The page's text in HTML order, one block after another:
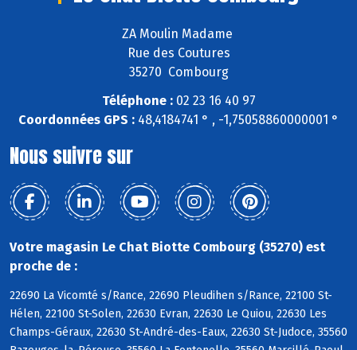
ZA Moulin Madame
Rue des Coutures
35270 Combourg
Téléphone :02 23 16 40 97
Coordonnées GPS : 48,4184741 ° , -1,75058860000001 °
Nous suivre sur
Votre magasin Le Chat Biotte Combourg (35270) est
proche de :
22690 La Vicomté s/Rance, 22690 Pleudihen s/Rance, 22100 St-
Hélen, 22100 St-Solen, 22630 Evran, 22630 Le Quiou, 22630 Les
Champs-Géraux, 22630 St-André-des-Eaux, 22630 St-Judoce, 35560